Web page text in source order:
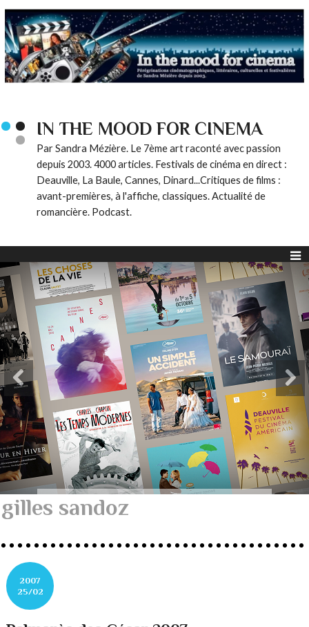
IN THE MOOD FOR CINEMA
Par Sandra Mézière. Le 7ème art raconté avec passion
depuis 2003. 4000 articles. Festivals de cinéma en direct :
Deauville, La Baule, Cannes, Dinard...Critiques de films :
avant-premières, à l'affiche, classiques. Actualité de
romancière. Podcast.
gilles sandoz
2007
25/02